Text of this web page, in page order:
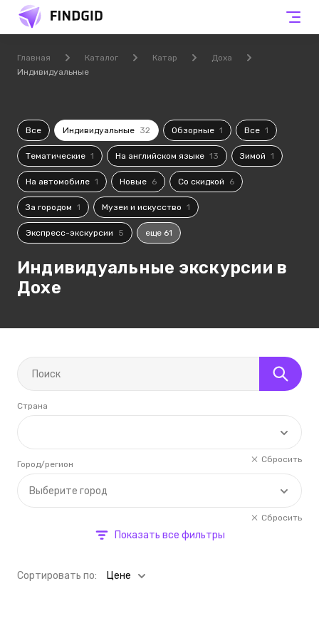
Главная Каталог Катар
Доха
Индивидуальные
Все Индивидуальные 32 Обзорные 1 Все 1
Тематические 1 На английском языке 13 Зимой 1
На автомобиле 1 Новые 6 Со скидкой 6
За городом 1 Музеи и искусство 1
Экспресс-экскурсии 5 еще 61
Индивидуальные экскурсии в
Дохе
Страна
Сбросить
Выберите город
Город/регион
Сбросить
Показать все фильтры
Cортировать по: Цене